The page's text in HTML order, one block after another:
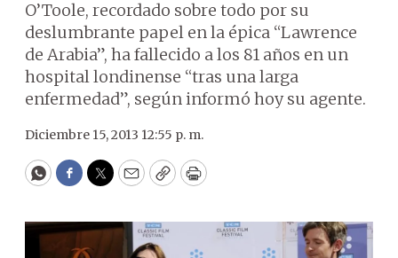
O’Toole, recordado sobre todo por su
deslumbrante papel en la épica “Lawrence
de Arabia”, ha fallecido a los 81 años en un
hospital londinense “tras una larga
enfermedad”, según informó hoy su agente.
Diciembre 15, 2013 12:55 p. m.
WhatsApp
Facebook
Twitter
EmailCopyPrint